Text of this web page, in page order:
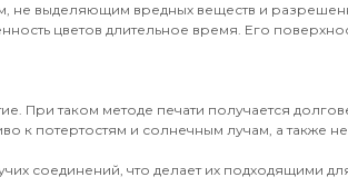
выделяющим вредных веществ и
цветов длительное время. Его
При таком методе печати получается
к потертостям и солнечным лучам, а также
соединений, что делает их подходящими